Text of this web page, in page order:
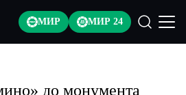
МИР МИР 24
до монумента